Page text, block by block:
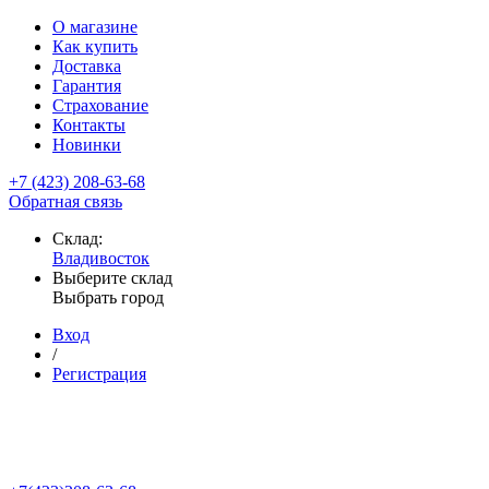
О магазине
Как купить
Доставка
Гарантия
Страхование
Контакты
Новинки
+7 (423) 208-63-68
Обратная связь
Склад:
Владивосток
Выберите склад
Выбрать город
Вход
/
Регистрация